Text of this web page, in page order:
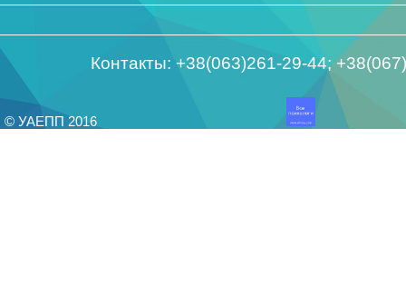
Контакты: +38(063)261-29-44;
© УАЕПП 2016